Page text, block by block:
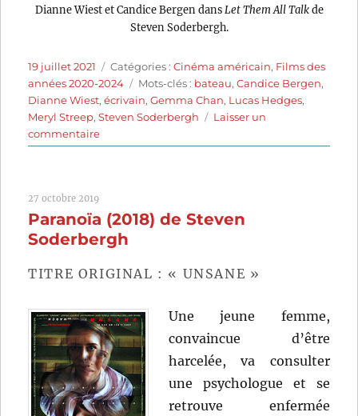
Dianne Wiest et Candice Bergen dansLet Them All Talkde
Steven Soderbergh.
Publié
le
19 juillet 2021 Catégories
Catégories :Cinéma américain, Films des
années 2020-2024
Étiquettes
Mots-clés : bateau,Candice Bergen,
Dianne Wiest,écrivain,Gemma Chan, Lucas Hedges,
Meryl Streep,Steven Soderbergh
Laisser un
commentairesur
Let
(2020)
de
Steven
Soderbergh
27 octobre 2019
Paranoïa (2018) de Steven
Soderbergh
TITRE ORIGINAL : « UNSANE »
Une jeune femme,
convaincue d’être
harcelée, va consulter
une psychologue et se
retrouve enfermée